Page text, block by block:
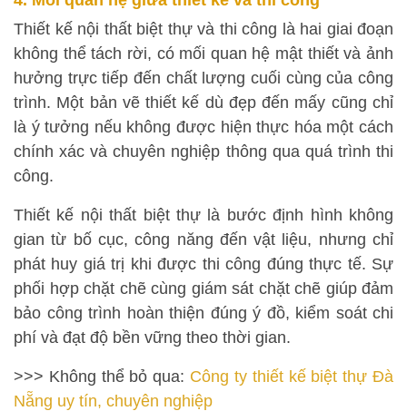
Thiết kế nội thất biệt thự và thi công là hai giai đoạn
không thể tách rời, có mối quan hệ mật thiết và ảnh
hưởng trực tiếp đến chất lượng cuối cùng của công
trình. Một bản vẽ thiết kế dù đẹp đến mấy cũng chỉ
là ý tưởng nếu không được hiện thực hóa một cách
chính xác và chuyên nghiệp thông qua quá trình thi
công.
Thiết kế nội thất biệt thự là bước định hình không
gian từ bố cục, công năng đến vật liệu, nhưng chỉ
phát huy giá trị khi được thi công đúng thực tế. Sự
phối hợp chặt chẽ cùng giám sát chặt chẽ giúp đảm
bảo công trình hoàn thiện đúng ý đồ, kiểm soát chi
phí và đạt độ bền vững theo thời gian.
>>> Không thể bỏ qua: Công ty thiết kế biệt thự Đà
Nẵng uy tín, chuyên nghiệp